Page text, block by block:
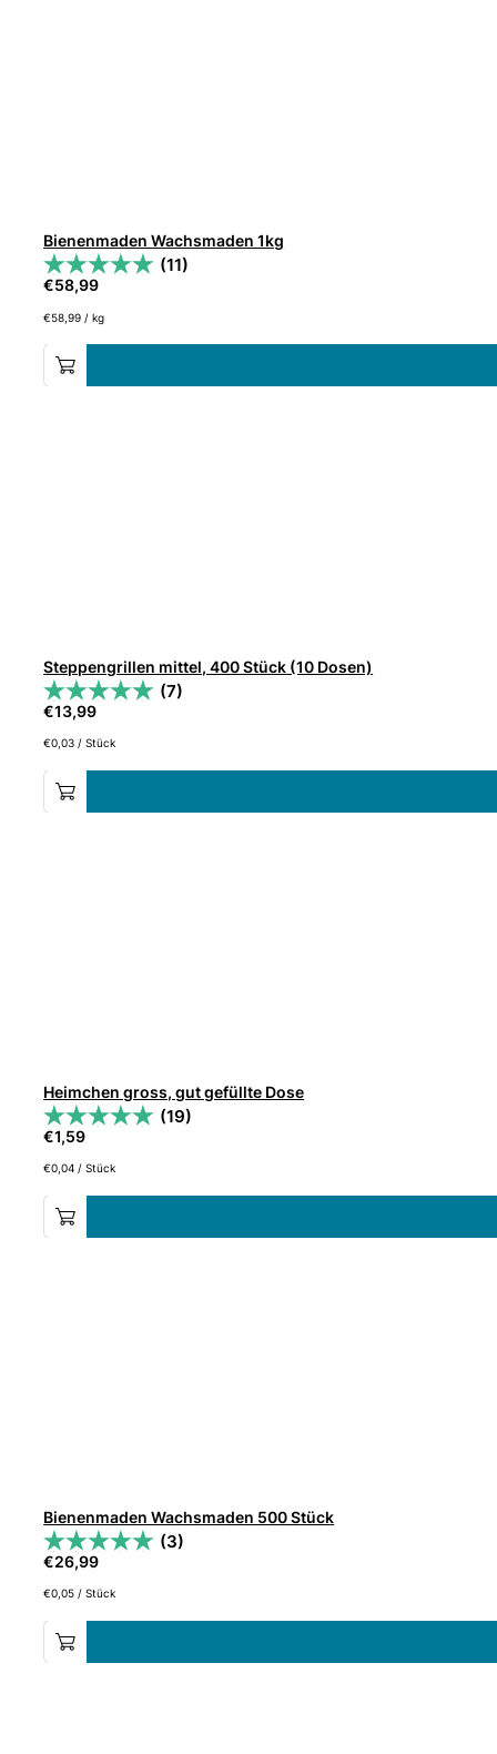
Bienenmaden Wachsmaden 1kg
(11)
€58,99
€58,99 /kg
Steppengrillen mittel, 400 Stück (10 Dosen)
(7)
€13,99
€0,03 /Stück
Heimchen gross, gut gefüllte Dose
(19)
€1,59
€0,04 /Stück
Bienenmaden Wachsmaden 500 Stück
(3)
€26,99
€0,05 /Stück